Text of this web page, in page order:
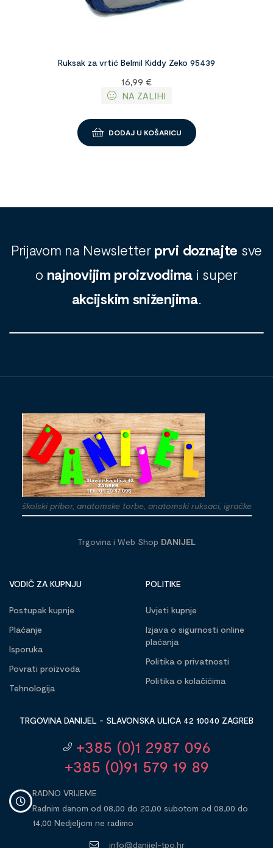
Ruksak za vrtić Belmil Kiddy Zeko 95439
16,99 €
NA ZALIHI
DODAJ U KOŠARICU
Prijavom na Newsletter prvi doznajte sve
o najnovijim proizvodima i super
akcijskim sniženjima.
školski pribor, anatomske torbe, anatomski ruksaci, igračke
Trgovina i Web Shop DANIJEL
VODIČ ZA KUPNJU
Postupak kupnje
Plaćanje
Isporuka
Povrati proizvoda
Tehnologija
POLITIKE
Uvjeti kupnje
Izjava o sigurnosti online
plaćanja
Politika o privatnosti
Politika o kolačićima
TRGOVINA DANIJEL - SLAVONSKA ULICA 42 10040 ZAGREB
+385 (0)1 2987 096
+385 (0)91 579 19 89
RADNO VRIJEME
Radnim danom od 08,00 do 20,00 subotom od 08,00 do
14,00 Nedjeljom ne radimo
info@danijel-tpo.hr